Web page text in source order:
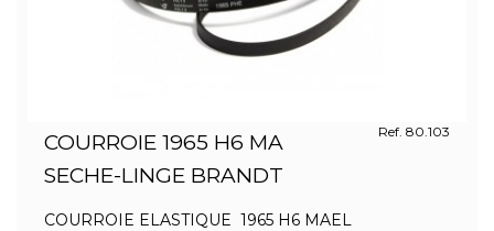
COURROIE 1965 H6 MA
SECHE-LINGE BRANDT
Ref. 80.103
COURROIE ELASTIQUE 1965 H6 MAEL